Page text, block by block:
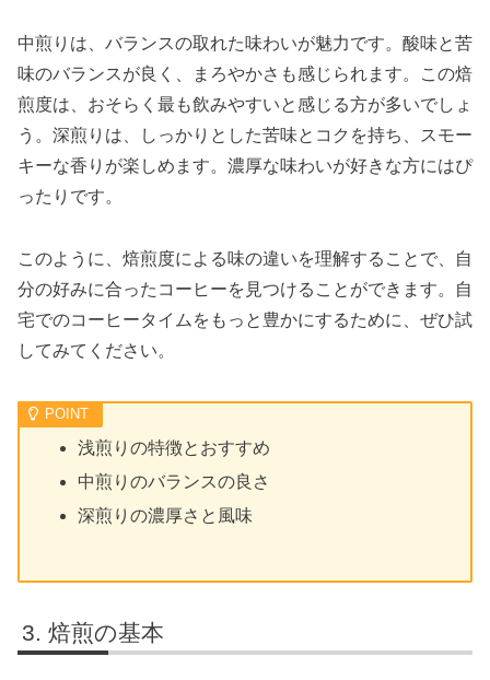
中煎りは、バランスの取れた味わいが魅力です。酸味と苦
味のバランスが良く、まろやかさも感じられます。この焙
煎度は、おそらく最も飲みやすいと感じる方が多いでしょ
う。深煎りは、しっかりとした苦味とコクを持ち、スモー
キーな香りが楽しめます。濃厚な味わいが好きな方にはぴ
ったりです。
このように、焙煎度による味の違いを理解することで、自
分の好みに合ったコーヒーを見つけることができます。自
宅でのコーヒータイムをもっと豊かにするために、ぜひ試
してみてください。
浅煎りの特徴とおすすめ
中煎りのバランスの良さ
深煎りの濃厚さと風味
焙煎の基本